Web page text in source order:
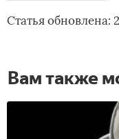
Статья обновлена:
Вам также